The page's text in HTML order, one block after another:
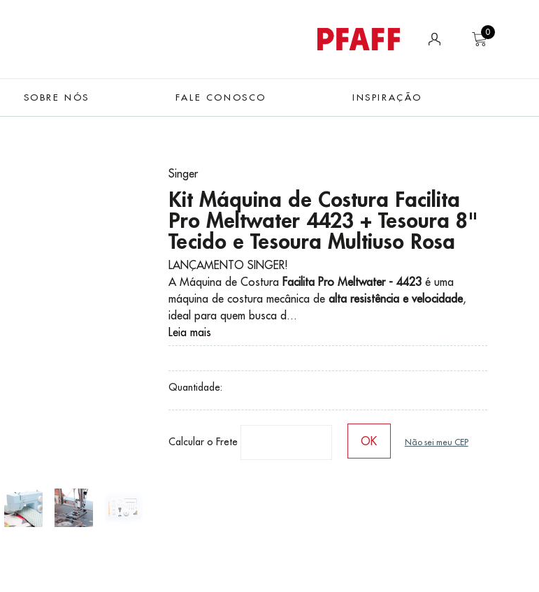
0
SOBRE NÓS FALE CONOSCO INSPIRAÇÃO
Singer
Kit Máquina de Costura Facilita
Pro Meltwater 4423 + Tesoura 8"
Tecido e Tesoura Multiuso Rosa
LANÇAMENTO SINGER!
A Máquina de Costura Facilita Pro Meltwater - 4423é uma
máquina de costura mecânica de alta resistência e velocidade,
ideal para quem busca d...
Leia mais
Quantidade:
Calcular o Frete Não sei meu CEP